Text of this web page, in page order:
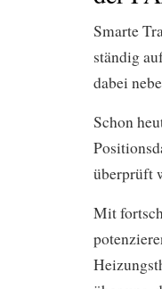
Smarte
ständig
dabei
Schon
überprüft
Mit